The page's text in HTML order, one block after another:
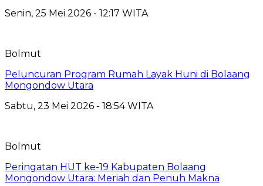
Senin, 25 Mei 2026 - 12:17 WITA
Bolmut
Peluncuran Program Rumah Layak Huni di Bolaang
Mongondow Utara
Sabtu, 23 Mei 2026 - 18:54 WITA
Bolmut
Peringatan HUT ke-19 Kabupaten Bolaang
Mongondow Utara: Meriah dan Penuh Makna